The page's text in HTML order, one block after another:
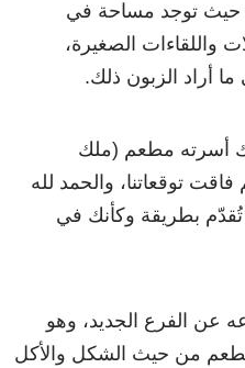
حيث توجد مساحة في
واللقاءات الصغيرة،
أراد الزبون ذلك.
أسرته مطعم (ملك
فاقت توقعاتنا، والحمد لله
تُقدّم بطريقة وكأنك في
عن الفرع الجديد، وهو
من حيث الشكل والأكل